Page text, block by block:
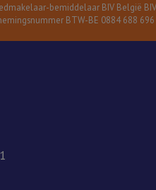
bemiddelaar BIV België
BTW-BE 0884 688 696